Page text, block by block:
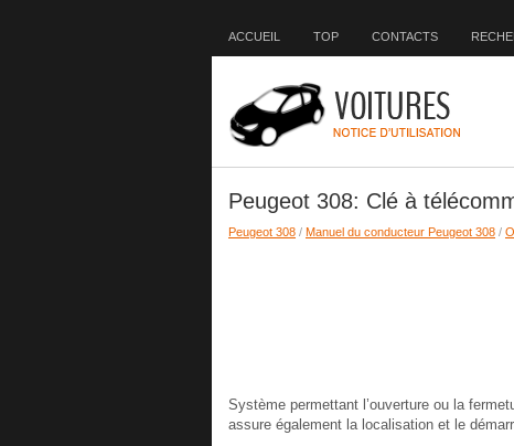
ACCUEIL TOP CONTACTS
Peugeot 308: Clé à
Peugeot 308 / Manuel du conducteur Peugeot 308 /
Système permettant l’ouverture ou la
assure également la localisation et le